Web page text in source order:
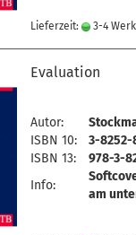
Lieferzeit: 3-4
Evaluation
Autor:
ISBN 10:
3-8252-
ISBN 13:
978-3-
Info:
am